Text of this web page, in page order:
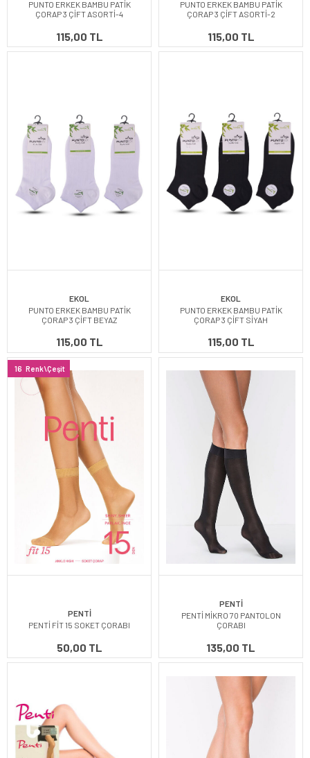
PUNTO ERKEK BAMBU PATİK
ÇORAP 3 ÇİFT ASORTİ-4
115,00 TL
PUNTO ERKEK BAMBU PATİK
ÇORAP 3 ÇİFT ASORTİ-2
115,00 TL
EKOL
PUNTO ERKEK BAMBU PATİK
ÇORAP 3 ÇİFT BEYAZ
115,00 TL
EKOL
PUNTO ERKEK BAMBU PATİK
ÇORAP 3 ÇİFT SİYAH
115,00 TL
16 Renk\Çeşit
PENTİ
PENTİ FİT 15 SOKET ÇORABI
50,00 TL
PENTİ
PENTİ MİKRO 70 PANTOLON
ÇORABI
135,00 TL